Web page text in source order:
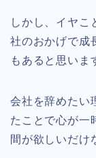
しかし、イヤこ
社のおかげで成
もあると思いま
会社を辞めたい
たことで心が一
間が欲しいだけ